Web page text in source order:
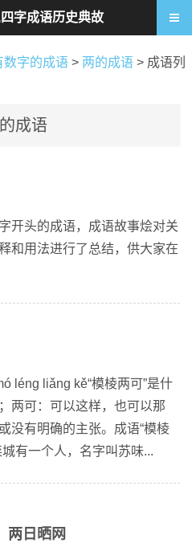
数字的成语 > 两的成语 > 成语列
成语
开头的成语，成语故事烩对关
和用法进行了总结，供大家在
léng liǎng kě“模棱两可”是什
两可：可以这样，也可以那
没有明确的主张。成语“模棱
有一个人，名字叫苏味...
两日晒网
字成语历史典故